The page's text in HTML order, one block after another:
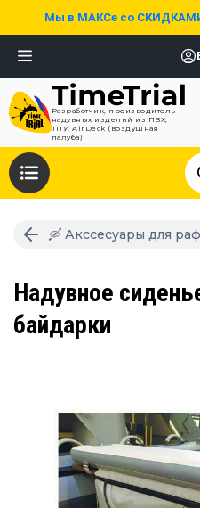
Мы в МАКСе со
Разработчик, производитель
надувных изделий из ПВХ,
ТПУ, AirDeck (воздушная
палуба)
🛶 Акссесуары для
Надувное
байдарки